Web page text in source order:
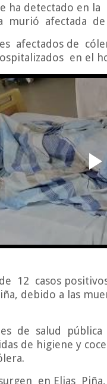
ha detectado en la
murió afectada
afectados de
en el
12 casos
debido a las
de salud pública
de higiene y
en Elias Piña,